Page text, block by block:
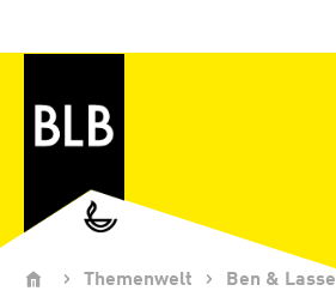
Themenwelt Ben & Lasse